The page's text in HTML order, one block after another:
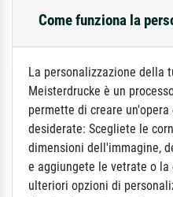
Come funziona la
La personalizzazione della
Meisterdrucke è un
permette di creare
desiderate: Scegliete le
dimensioni dell'immagine,
e aggiungete le vetrate o la
ulteriori opzioni di